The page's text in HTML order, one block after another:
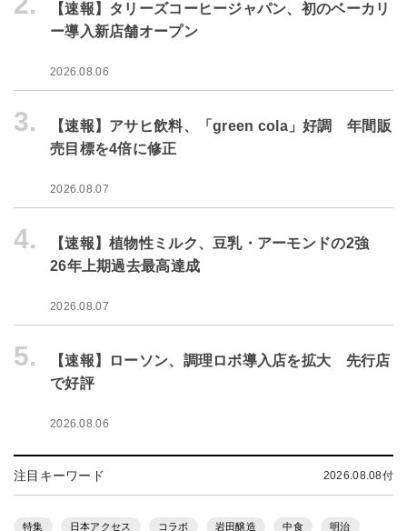
【速報】タリーズコーヒージャパン、初のベーカリ
ー導入新店舗オープン
2026.08.06
3.
【速報】アサヒ飲料、「green cola」好調 年間販
売目標を4倍に修正
2026.08.07
4.
【速報】植物性ミルク、豆乳・アーモンドの2強
26年上期過去最高達成
2026.08.07
5.
【速報】ローソン、調理ロボ導入店を拡大 先行店
で好評
2026.08.06
注目キーワード 2026.08.08付
特集 日本アクセス コラボ 岩田醸造 中食 明治